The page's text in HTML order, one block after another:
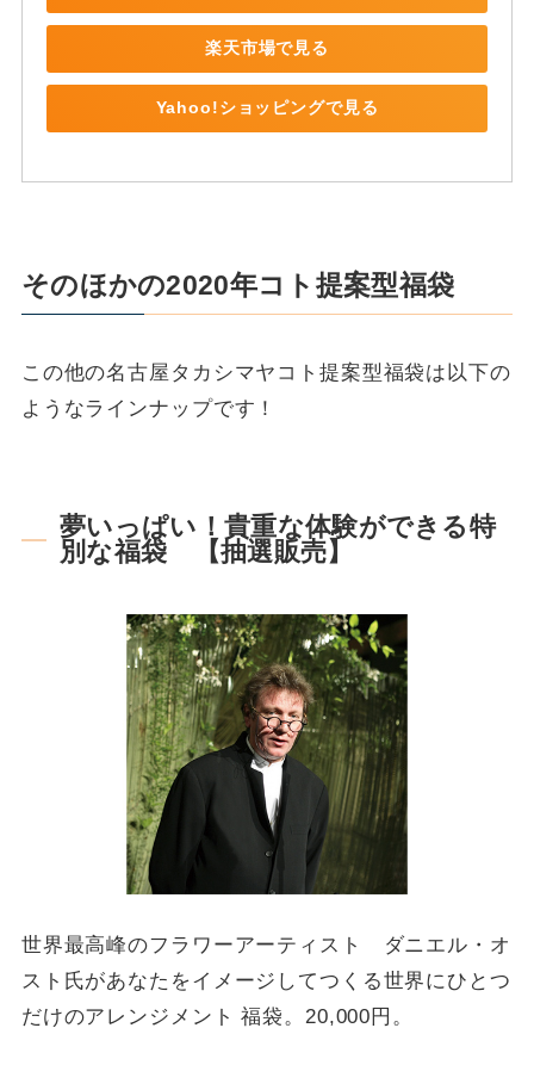
楽天市場で見る
Yahoo!ショッピングで見る
そのほかの2020年コト提案型福袋
この他の名古屋タカシマヤコト提案型福袋は以下の
ようなラインナップです！
夢いっぱい！貴重な体験ができる特
別な福袋 【抽選販売】
世界最高峰のフラワーアーティスト ダニエル・オ
スト氏があなたをイメージしてつくる世界にひとつ
だけのアレンジメント 福袋。20,000円。